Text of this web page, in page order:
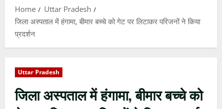
Home
Uttar Pradesh
जिला अस्पताल में हंगामा, बीमार बच्चे को गेट पर लिटाकर परिजनों ने किया
प्रदर्शन
Uttar Pradesh
जिला अस्पताल में हंगामा, बीमार बच्चे को